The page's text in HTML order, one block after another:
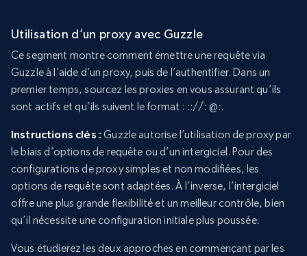
Utilisation d’un proxy avec Guzzle
Ce segment montre comment émettre une requête via
Guzzle à l’aide d’un proxy, puis de l’authentifier. Dans un
premier temps, sourcez les proxies en vous assurant qu’ils
sont actifs et qu’ils suivent le format : :://: @:.
Instructions clés : Guzzle autorise l’utilisation de proxy par
le biais d’options de requête ou d’un intergiciel. Pour des
configurations de proxy simples et non modifiées, les
options de requête sont adaptées. À l’inverse, l’intergiciel
offre une plus grande flexibilité et un meilleur contrôle, bien
qu’il nécessite une configuration initiale plus poussée.
Vous étudierez les deux approches en commençant par les